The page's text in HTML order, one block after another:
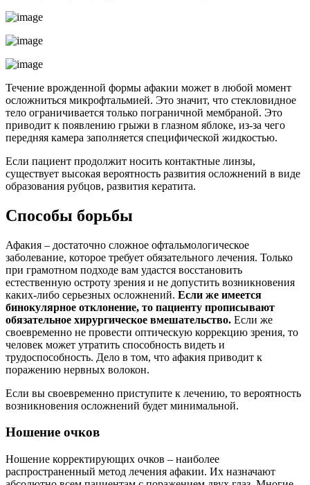
Течение врожденной формы афакии может в любой момент
осложниться микрофтальмией. Это значит, что стекловидное
тело ограничивается только пограничной мембраной. Это
приводит к появлению грыжи в глазном яблоке, из-за чего
передняя камера заполняется специфической жидкостью.
Если пациент продолжит носить контактные линзы,
существует высокая вероятность развития осложнений в виде
образования рубцов, развития кератита.
Способы борьбы
Афакия – достаточно сложное офтальмологическое
заболевание, которое требует обязательного лечения. Только
при грамотном подходе вам удастся восстановить
естественную остроту зрения и не допустить возникновения
каких-либо серьезных осложнений. Если же имеется
бинокулярное отклонение, то пациенту прописывают
обязательное хирургическое вмешательство. Если же
своевременно не провести оптическую коррекцию зрения, то
человек может утратить способность видеть и
трудоспособность. Дело в том, что афакия приводит к
поражению нервных волокон.
Если вы своевременно приступите к лечению, то вероятность
возникновения осложнений будет минимальной.
Ношение очков
Ношение корректирующих очков – наиболее
распространенный метод лечения афакии. Их назначают